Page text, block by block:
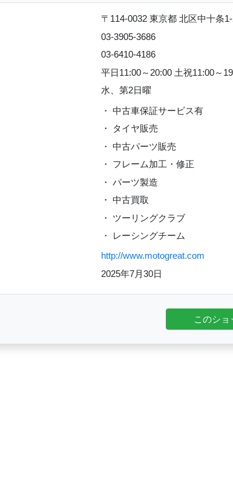
〒114-0032 東京都 北区中十条
03-3905-3686
03-6410-4186
平日11:00～20:00 土祝11:00～
水、第2日曜
・ 中古車保証サービス有
・ タイヤ販売
・ 中古パーツ販売
・ フレーム加工・修正
・ パーツ製造
・ 中古買取
・ ツーリングクラブ
・ レーシングチーム
http://www.motogreat.com
2025年7月30日
このショ